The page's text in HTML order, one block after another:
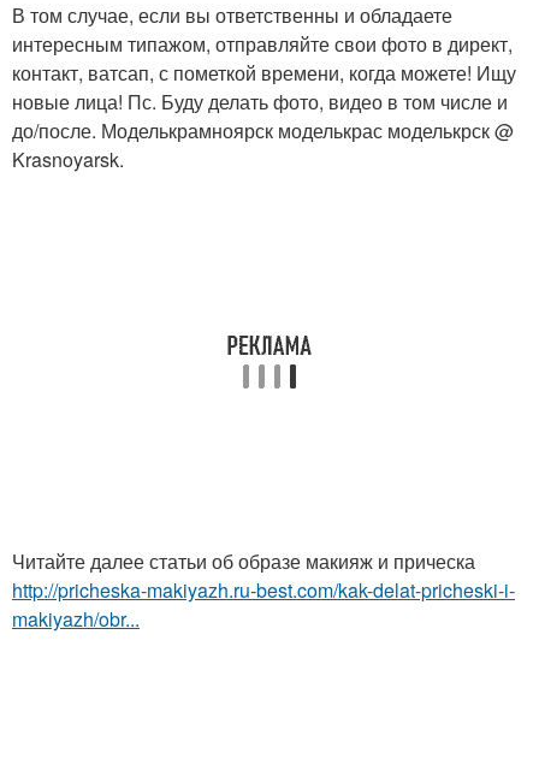
В том случае, если вы ответственны и обладаете
интересным типажом, отправляйте свои фото в директ,
контакт, ватсап, с пометкой времени, когда можете! Ищу
новые лица! Пс. Буду делать фото, видео в том числе и
до/после. Моделькрамноярск моделькрас моделькрск @
Krasnoyarsk.
Читайте далее статьи об образе макияж и прическа
http://pricheska-makiyazh.ru-best.com/kak-delat-pricheski-i-
makiyazh/obr...